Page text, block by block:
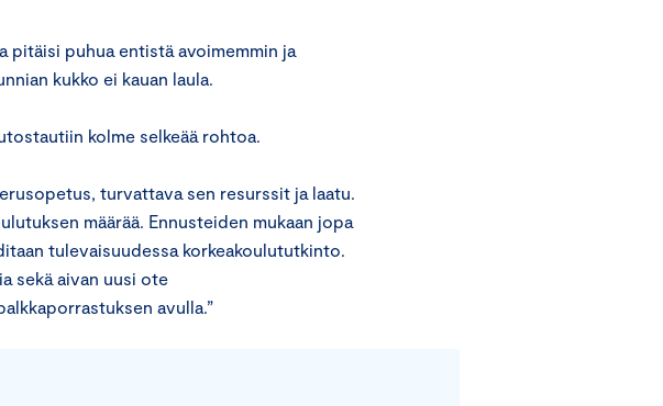
pitäisi puhua entistä avoimemmin ja
kukko ei kauan laula.
kolme selkeää rohtoa.
turvattava sen resurssit ja laatu.
määrää. Ennusteiden mukaan jopa
tulevaisuudessa korkeakoulututkinto.
sekä aivan uusi ote
avulla.”